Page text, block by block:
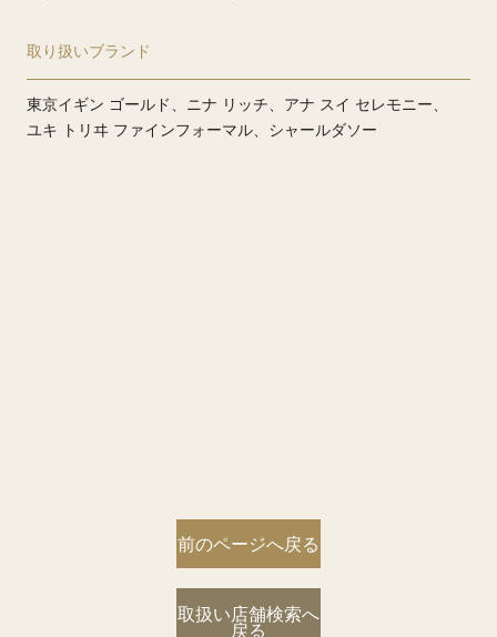
取り扱いブランド
東京イギン ゴールド ニナ リッチ
アナ スイ セレモニー
ユキ トリヰ ファインフォーマル
シャールダソー
前のページへ戻る
取扱い店舗検索へ
戻る